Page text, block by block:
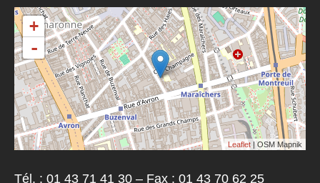
+
-
Leaflet | OSM Mapnik
Tél. : 01 43 71 41 30 – Fax : 01 43 70 62 25